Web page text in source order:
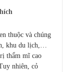
thuộc và chúng
khu du lịch,…
thẩm mĩ cao
nhiên, cỏ